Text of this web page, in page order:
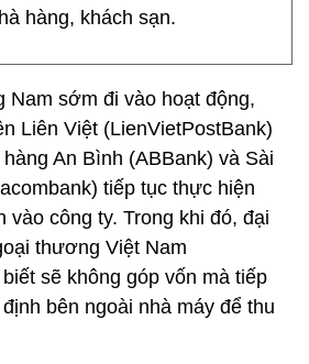
hàng, khách sạn.
sớm đi vào hoạt động,
Liên Việt (LienVietPostBank)
An Bình (ABBank) và Sài
tiếp tục thực hiện
vào công ty. Trong khi đó, đại
thương Việt Nam
sẽ không góp vốn mà tiếp
bên ngoài nhà máy để thu